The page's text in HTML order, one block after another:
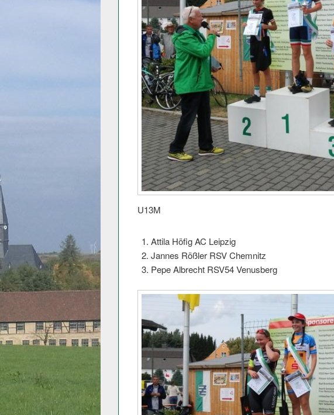
U13M
Attila Höfig AC Leipzig
Jannes Rößler RSV Chemnitz
Pepe Albrecht RSV54 Venusberg